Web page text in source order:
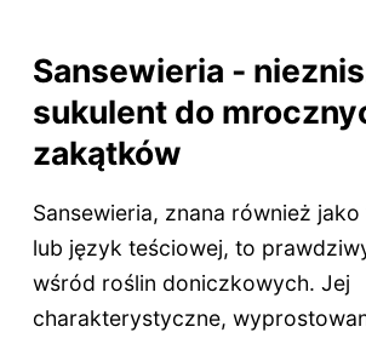
Sansewieria -
sukulent do
zakątków
Sansewieria, znana również
lub język teściowej, to
wśród roślin doniczkowych. Jej
charakterystyczne,